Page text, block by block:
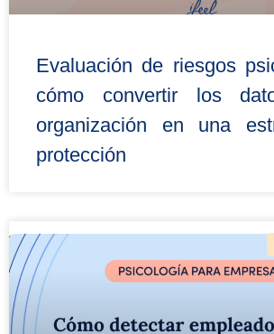
Evaluación de riesgos
cómo convertir los
organización en una
protección